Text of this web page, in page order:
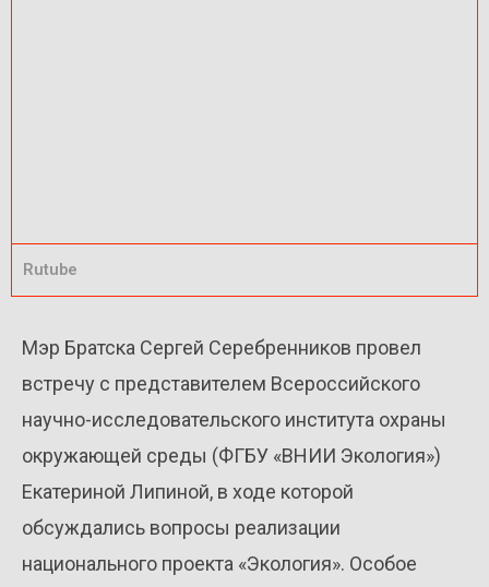
Rutube
Мэр Братска Сергей Серебренников провел
встречу с представителем Всероссийского
научно-исследовательского института охраны
окружающей среды (ФГБУ «ВНИИ Экология»)
Екатериной Липиной, в ходе которой
обсуждались вопросы реализации
национального проекта «Экология». Особое